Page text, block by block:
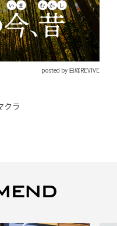
posted by 日経REVIVE
クラ